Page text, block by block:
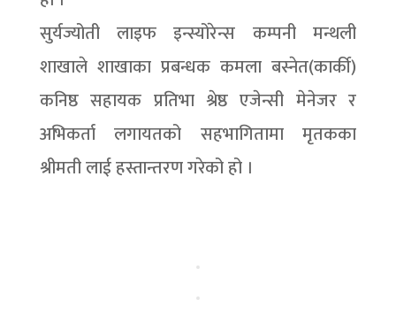
सुर्यज्योती लाइफ इन्स्योरेन्स कम्पनी मन्थली
शाखाले शाखाका प्रबन्धक कमला बस्नेत(कार्की)
कनिष्ठ सहायक प्रतिभा श्रेष्ठ एजेन्सी मेनेजर र
अभिकर्ता लगायतको सहभागितामा मृतकका
श्रीमती लाई हस्तान्तरण गरेको हो ।